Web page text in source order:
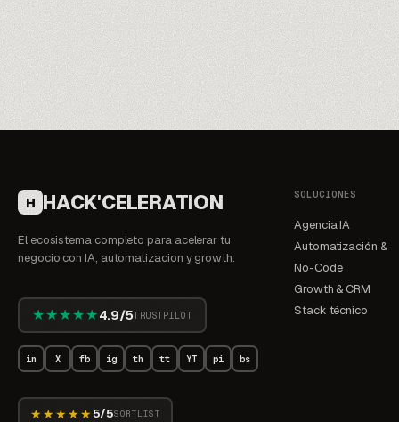
H HACK'CELERATION
El ecosistema completo para acelerar tu
negocio con IA, automatizacion y growth.
★★★★★4.9/5TRUSTPILOT
in X fb ig th tt YT pi bs
★★★★★ 5/5SORTLIST
SOLUCIONES
Agencia IA
Automatización &
No-Code
Growth & CRM
Stack técnico